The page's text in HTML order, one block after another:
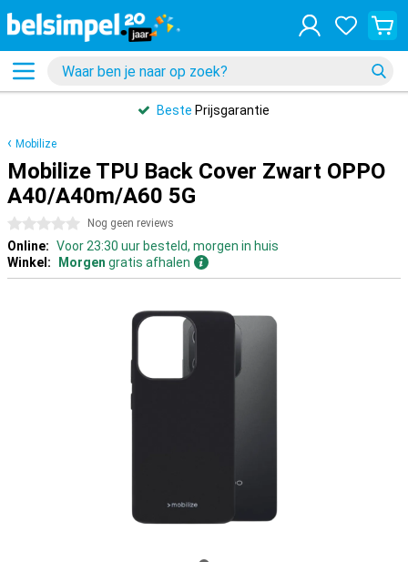
Beste Prijsgarantie
Mobilize
Mobilize TPU Back Cover Zwart OPPO
A40/A40m/A60 5G
0 sterren Nog geen reviews
Online: Voor 23:30 uur besteld, morgen in huis
Winkel:
Morgen gratis afhalen